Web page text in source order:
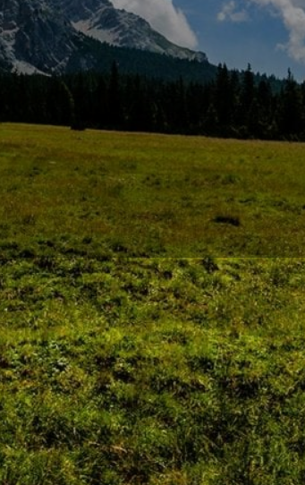
für mein Fahrrad von entscheidender
sprechen, eine sehr verbreitete Größe für
die Leistungsfähigkeit und
festgestellt, dass die 28-Zoll-Option sowohl in
größeren Durchmesser bieten sie eine
Strecken.